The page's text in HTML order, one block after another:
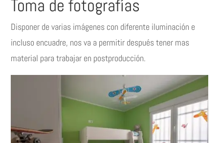
Toma de fotografías
Disponer de varias imágenes con diferente iluminación e
incluso encuadre, nos va a permitir después tener mas
material para trabajar en postproducción.